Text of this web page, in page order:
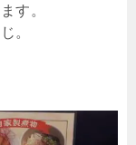
す。
。